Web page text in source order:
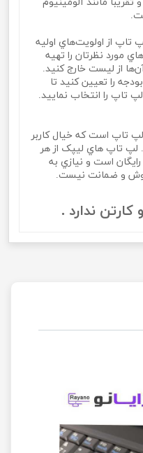
مانند آلومينيوم
تاپ از اولويت‌هاي اوليه
مورد نظرتان را تهيه
از ليست خارج کنيد.
را تعيين کنيد تا
تاپ را انتخاب نماييد.
تاپ است که خيال کاربر
لپ تاپ‌ هاي ليپک از هر
است و نيازي به
و ضمانت نيست.
ندارد .